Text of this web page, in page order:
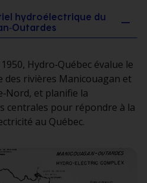
hydroélectrique du
Hydro‑Québec évalue le
rivières Manicouagan et
et planifie la
centrales pour répondre à la
au Québec.